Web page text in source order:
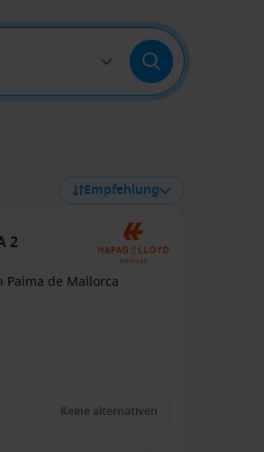
Empfehlung
2
Palma de Mallorca
Keine alternativen